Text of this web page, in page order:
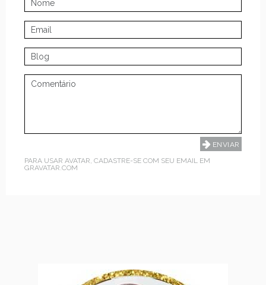
PARA USAR AVATAR, CADASTRE-SE COM SEU EMAIL EM
GRAVATAR.COM